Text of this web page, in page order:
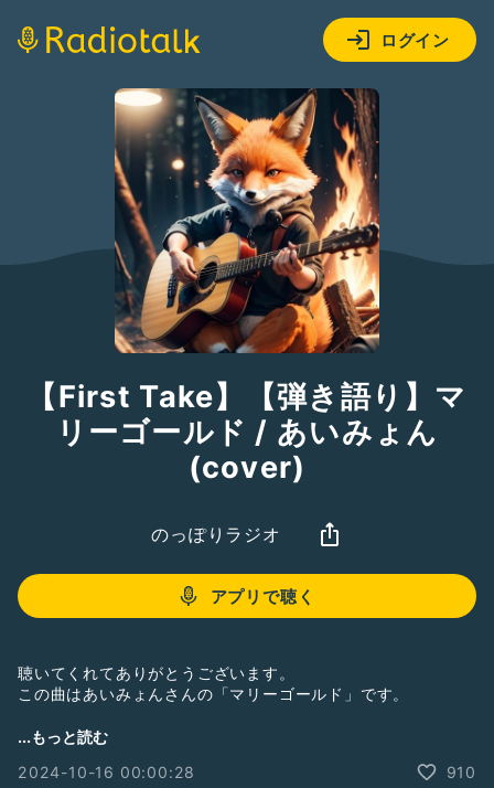
ログイン
【First Take】【弾き語り】マ
リーゴールド / あいみょん
(cover)
のっぽりラジオ
アプリで聴く
聴いてくれてありがとうございます。
この曲はあいみょんさんの「マリーゴールド」です。
歌詞も間違えるしギターも間違えるしめちゃくちゃ
...もっと読む
2024-10-16 00:00:28
910